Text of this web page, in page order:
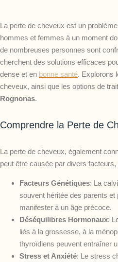
La perte de cheveux est un
hommes et femmes à un moment
de nombreuses personnes sont
cherchent des solutions efficaces
dense et en bonne santé. Explorons
cheveux, ainsi que les options de
Rognonas.
Comprendre la Perte de
La perte de cheveux, également
peut être causée par divers
Facteurs Génétiques: La
souvent héritée des parents
manifester à un âge précoce.
Déséquilibres Hormonaux:
liés à la grossesse, à la
thyroïdiens peuvent entraîner
Stress et Anxiété: Le stress